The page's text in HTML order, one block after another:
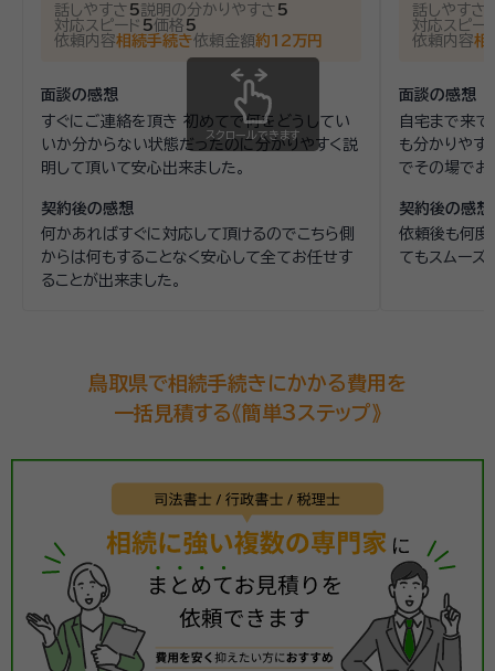
話しやすさ 5説明の分かりやすさ 5
対応スピード 5価格 5
依頼内容相続手続き依頼金額約12万円
面談の感想
すぐにご連絡を頂き 初めてで何をどうしてい
いか分からない状態だったのに分かりやすく説
明して頂いて安心出来ました。
契約後の感想
何かあればすぐに対応して頂けるのでこちら側
からは何もすることなく安心して全てお任せす
ることが出来ました。
話しやすさ
対応スピー
依頼内容相
面談の感想
自宅まで来て
も分かりやす
でその場でお
契約後の感想
依頼後も何度
てもスムーズ
スクロールできます
鳥取県で相続手続きにかかる費用を
一括見積する《簡単3ステップ》